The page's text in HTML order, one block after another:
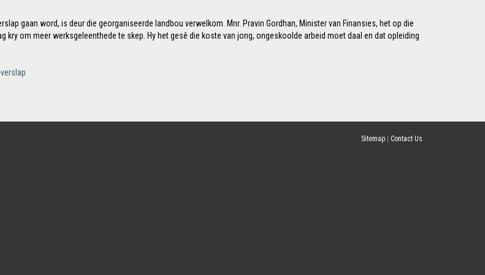
gaan word, is deur die georganiseerde landbou verwelkom. Mnr. Pravin Gordhan, Minister van Finansies, het op die
om meer werksgeleenthede te skep. Hy het gesê die koste van jong, ongeskoolde arbeid moet daal en dat opleiding
Sitemap Contact Us